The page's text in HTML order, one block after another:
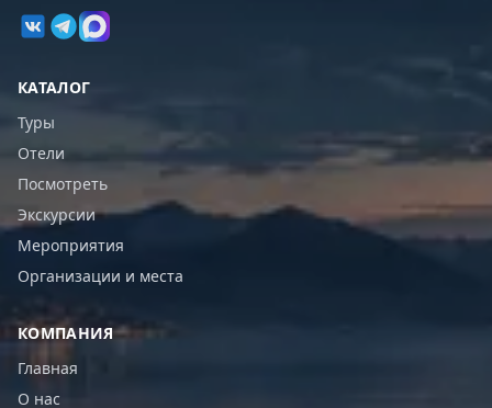
КАТАЛОГ
Туры
Отели
Посмотреть
Экскурсии
Мероприятия
Организации и места
КОМПАНИЯ
Главная
О нас